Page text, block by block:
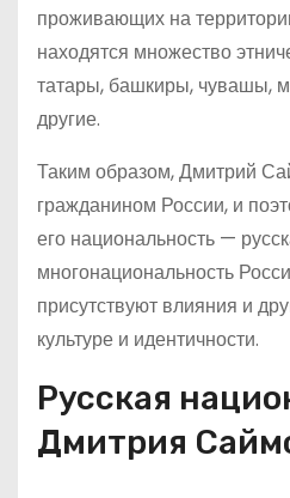
проживающих на
находятся множество
татары, башкиры, чувашы,
другие.
Таким образом, Дмитрий
гражданином России, и
его национальность —
многонациональность
присутствуют влияния и
культуре и идентичности.
Русская
Дмитрия